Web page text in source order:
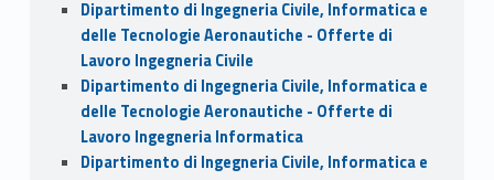
Dipartimento di Ingegneria Civile, Informatica e
delle Tecnologie Aeronautiche - Offerte di
Lavoro Ingegneria Civile
Dipartimento di Ingegneria Civile, Informatica e
delle Tecnologie Aeronautiche - Offerte di
Lavoro Ingegneria Informatica
Dipartimento di Ingegneria Civile, Informatica e